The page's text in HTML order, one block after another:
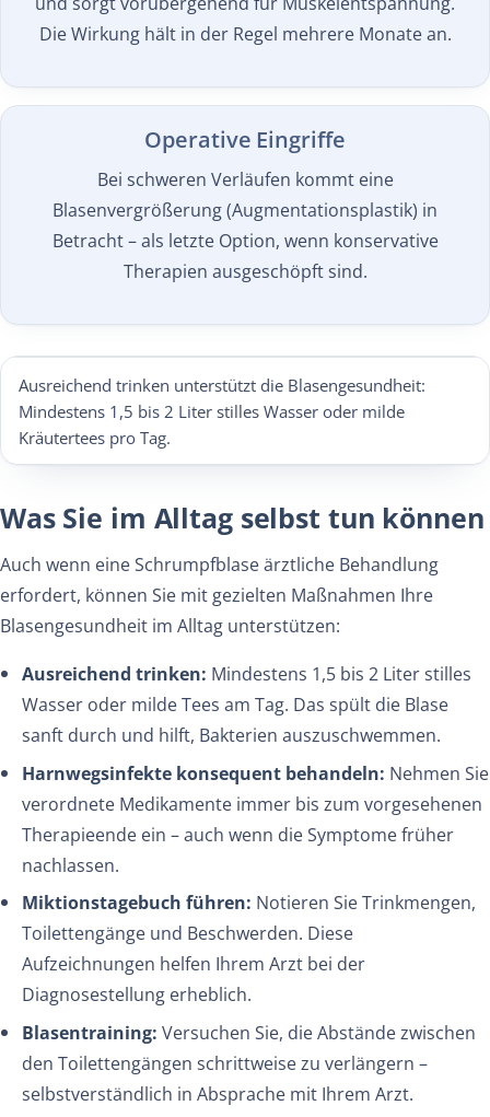
Die Wirkung hält in der Regel mehrere Monate an.
Operative Eingriffe
Bei schweren Verläufen kommt eine
Blasenvergrößerung (Augmentationsplastik) in
Betracht – als letzte Option, wenn konservative
Therapien ausgeschöpft sind.
Ausreichend trinken unterstützt die Blasengesundheit:
Mindestens 1,5 bis 2 Liter stilles Wasser oder milde
Kräutertees pro Tag.
Was Sie im Alltag selbst tun können
Auch wenn eine Schrumpfblase ärztliche Behandlung
erfordert, können Sie mit gezielten Maßnahmen Ihre
Blasengesundheit im Alltag unterstützen:
Ausreichend trinken: Mindestens 1,5 bis 2 Liter stilles
Wasser oder milde Tees am Tag. Das spült die Blase
sanft durch und hilft, Bakterien auszuschwemmen.
Harnwegsinfekte konsequent behandeln: Nehmen Sie
verordnete Medikamente immer bis zum vorgesehenen
Therapieende ein – auch wenn die Symptome früher
nachlassen.
Miktionstagebuch führen: Notieren Sie Trinkmengen,
Toilettengänge und Beschwerden. Diese
Aufzeichnungen helfen Ihrem Arzt bei der
Diagnosestellung erheblich.
Blasentraining: Versuchen Sie, die Abstände zwischen
den Toilettengängen schrittweise zu verlängern –
selbstverständlich in Absprache mit Ihrem Arzt.